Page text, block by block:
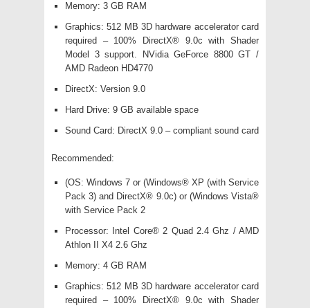
Memory: 3 GB RAM
Graphics: 512 MB 3D hardware accelerator card
required – 100% DirectX® 9.0c with Shader
Model 3 support. NVidia GeForce 8800 GT /
AMD Radeon HD4770
DirectX: Version 9.0
Hard Drive: 9 GB available space
Sound Card: DirectX 9.0 – compliant sound card
Recommended:
(OS: Windows 7 or (Windows® XP (with Service
Pack 3) and DirectX® 9.0c) or (Windows Vista®
with Service Pack 2
Processor: Intel Core® 2 Quad 2.4 Ghz / AMD
Athlon II X4 2.6 Ghz
Memory: 4 GB RAM
Graphics: 512 MB 3D hardware accelerator card
required – 100% DirectX® 9.0c with Shader